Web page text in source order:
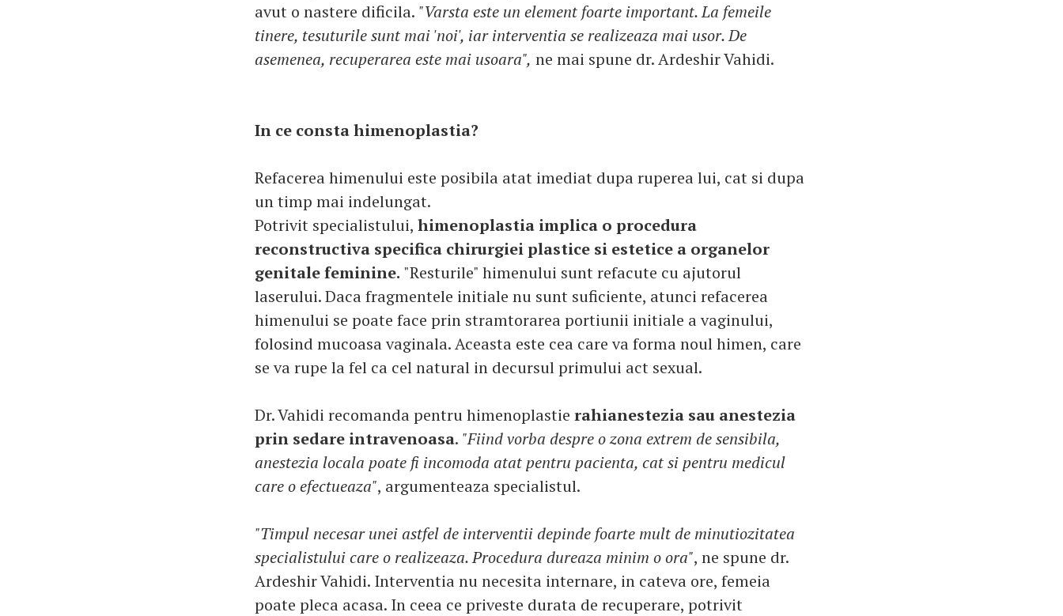
avut o nastere dificila. "Varsta este un element foarte important. La femeile
tinere, tesuturile sunt mai 'noi', iar interventia se realizeaza mai usor. De
asemenea, recuperarea este mai usoara", ne mai spune dr. Ardeshir Vahidi.
In ce consta himenoplastia?
Refacerea himenului este posibila atat imediat dupa ruperea lui, cat si dupa
un timp mai indelungat.
Potrivit specialistului, himenoplastia implica o procedura
reconstructiva specifica chirurgiei plastice si estetice a organelor
genitale feminine. "Resturile" himenului sunt refacute cu ajutorul
laserului. Daca fragmentele initiale nu sunt suficiente, atunci refacerea
himenului se poate face prin stramtorarea portiunii initiale a vaginului,
folosind mucoasa vaginala. Aceasta este cea care va forma noul himen, care
se va rupe la fel ca cel natural in decursul primului act sexual.
Dr. Vahidi recomanda pentru himenoplastie rahianestezia sau anestezia
prin sedare intravenoasa. "Fiind vorba despre o zona extrem de sensibila,
anestezia locala poate fi incomoda atat pentru pacienta, cat si pentru medicul
care o efectueaza", argumenteaza specialistul.
"Timpul necesar unei astfel de interventii depinde foarte mult de minutiozitatea
specialistului care o realizeaza. Procedura dureaza minim o ora", ne spune dr.
Ardeshir Vahidi. Interventia nu necesita internare, in cateva ore, femeia
poate pleca acasa. In ceea ce priveste durata de recuperare, potrivit